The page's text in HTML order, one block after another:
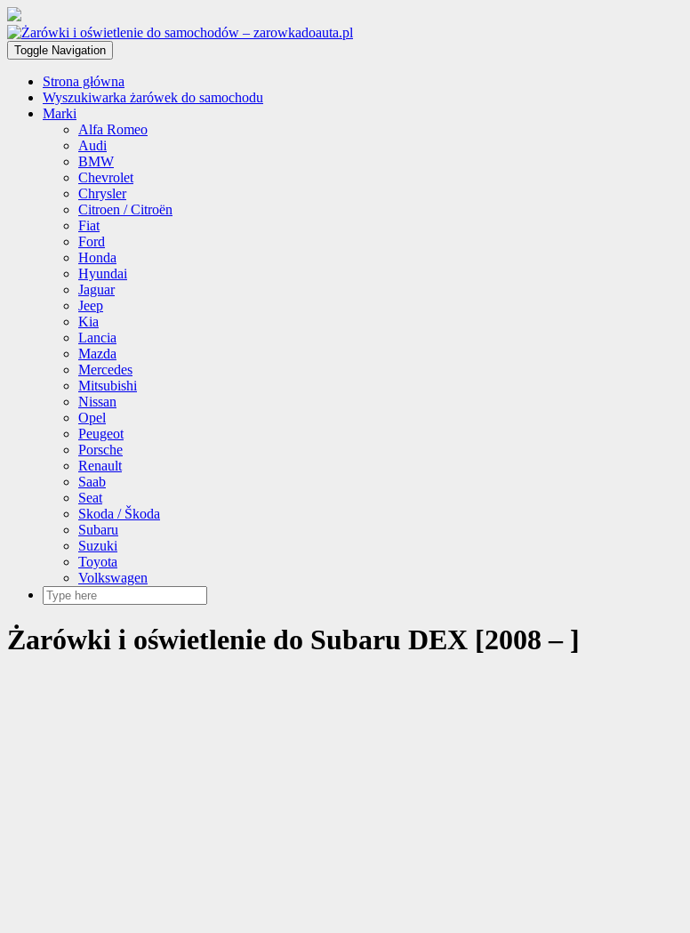
Toggle Navigation
Strona główna
Wyszukiwarka żarówek do samochodu
Marki
Alfa Romeo
Audi
BMW
Chevrolet
Chrysler
Citroen / Citroën
Fiat
Ford
Honda
Hyundai
Jaguar
Jeep
Kia
Lancia
Mazda
Mercedes
Mitsubishi
Nissan
Opel
Peugeot
Porsche
Renault
Saab
Seat
Skoda / Škoda
Subaru
Suzuki
Toyota
Volkswagen
Żarówki i oświetlenie do Subaru DEX [2008 – ]